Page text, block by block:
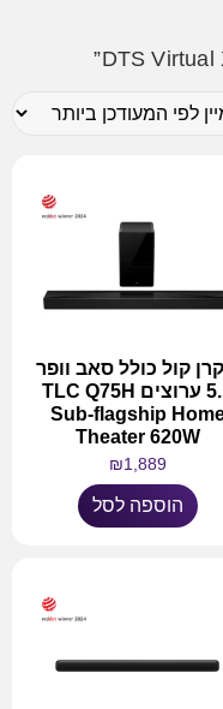
קול כולל סאב וופר
5.1 ערוצים TLC Q75H
Sub-flagship
Theater 620W
₪1,889
הוספה לסל